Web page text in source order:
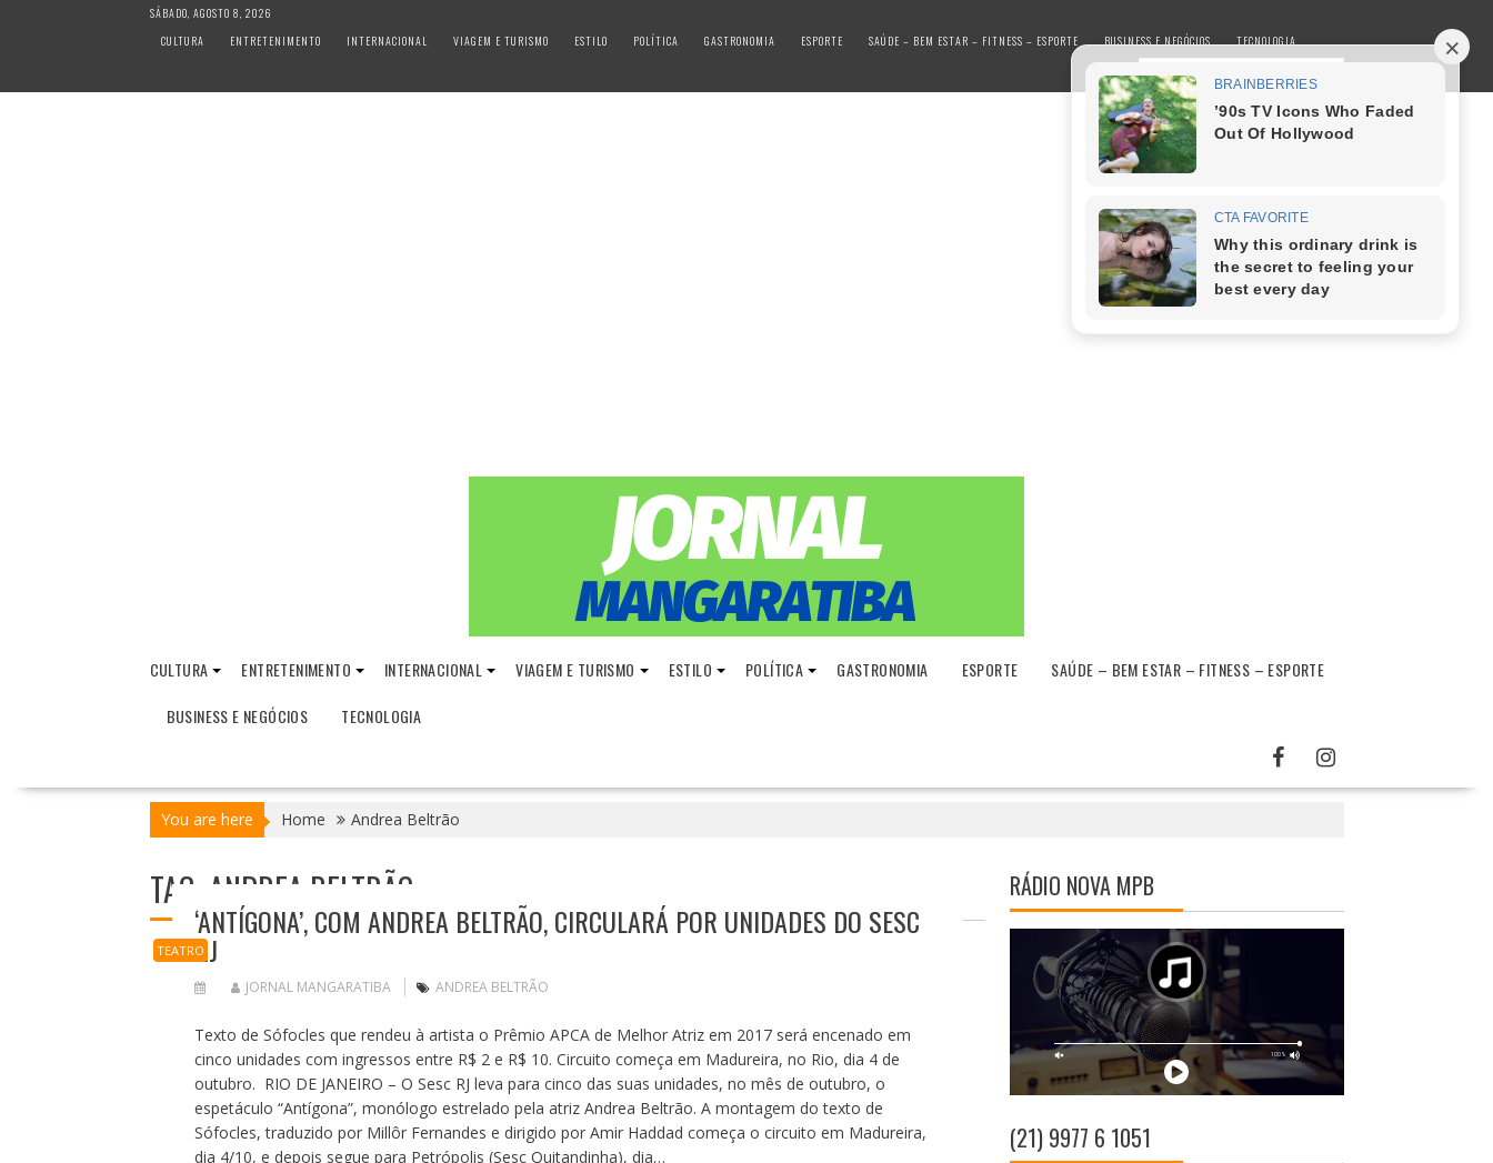
SÁBADO, AGOSTO 8, 2026
CULTURA
ENTRETENIMENTO INTERNACIONAL VIAGEM E TURISMO ESTILO POLÍTICA GASTRONOMIA ESPORTE SAÚDE – BEM ESTAR – FITNESS – ESPORTE BUSINESS E NEGÓCIOS TECNOLOGIA
CULTURA ENTRETENIMENTO INTERNACIONAL VIAGEM E TURISMO ESTILO POLÍTICA GASTRONOMIA ESPORTE
SAÚDE – BEM ESTAR – FITNESS – ESPORTE
BUSINESS E NEGÓCIOS
TECNOLOGIA
You are here Home Andrea Beltrão
TAG: ANDREA BELTRÃO
TEATRO
‘ANTÍGONA’, COM ANDREA BELTRÃO, CIRCULARÁ POR UNIDADES DO SESC
RJ
JORNAL MANGARATIBA ANDREA BELTRÃO
Texto de Sófocles que rendeu à artista o Prêmio APCA de Melhor Atriz em 2017 será encenado em
cinco unidades com ingressos entre R$ 2 e R$ 10. Circuito começa em Madureira, no Rio, dia 4 de
outubro. RIO DE JANEIRO – O Sesc RJ leva para cinco das suas unidades, no mês de outubro, o
espetáculo “Antígona”, monólogo estrelado pela atriz Andrea Beltrão. A montagem do texto de
Sófocles, traduzido por Millôr Fernandes e dirigido por Amir Haddad começa o circuito em Madureira,
dia 4/10, e depois segue para Petrópolis (Sesc Quitandinha), dia…
RÁDIO NOVA MPB
(21) 9977 6 1051